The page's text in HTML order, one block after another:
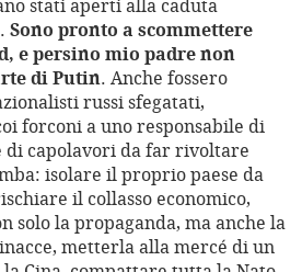
stati aperti alla caduta
Sono pronto a scommettere
e persino mio padre non
di Putin. Anche fossero
russi sfegatati,
forconi a uno responsabile di
capolavori da far rivoltare
isolare il proprio paese da
il collasso economico,
solo la propaganda, ma anche la
metterla alla mercé di un